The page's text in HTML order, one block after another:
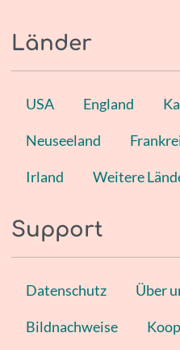
Länder
USA England
Neuseeland
Irland Weitere
Support
Datenschutz Über
Bildnachweise